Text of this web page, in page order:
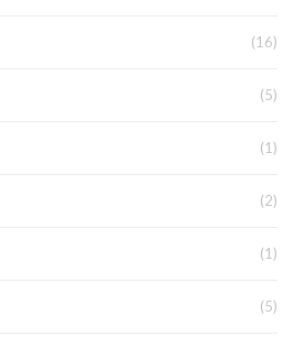
(16)
(5)
(1)
(2)
(1)
(5)